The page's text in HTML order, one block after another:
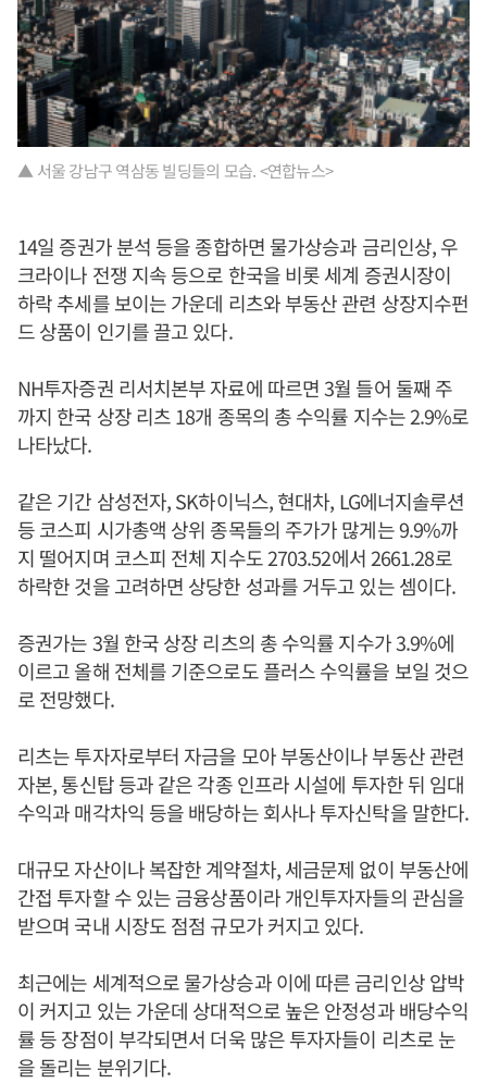
▲ 서울 강남구 역삼동 빌딩들의 모습. <연합뉴스>
14일 증권가 분석 등을 종합하면 물가상승과 금리인상, 우
크라이나 전쟁 지속 등으로 한국을 비롯 세계 증권시장이
하락 추세를 보이는 가운데 리츠와 부동산 관련 상장지수펀
드 상품이 인기를 끌고 있다.
NH투자증권 리서치본부 자료에 따르면 3월 들어 둘째 주
까지 한국 상장 리츠 18개 종목의 총 수익률 지수는 2.9%로
나타났다.
같은 기간 삼성전자, SK하이닉스, 현대차, LG에너지솔루션
등 코스피 시가총액 상위 종목들의 주가가 많게는 9.9%까
지 떨어지며 코스피 전체 지수도 2703.52에서 2661.28로
하락한 것을 고려하면 상당한 성과를 거두고 있는 셈이다.
증권가는 3월 한국 상장 리츠의 총 수익률 지수가 3.9%에
이르고 올해 전체를 기준으로도 플러스 수익률을 보일 것으
로 전망했다.
리츠는 투자자로부터 자금을 모아 부동산이나 부동산 관련
자본, 통신탑 등과 같은 각종 인프라 시설에 투자한 뒤 임대
수익과 매각차익 등을 배당하는 회사나 투자신탁을 말한다.
대규모 자산이나 복잡한 계약절차, 세금문제 없이 부동산에
간접 투자할 수 있는 금융상품이라 개인투자자들의 관심을
받으며 국내 시장도 점점 규모가 커지고 있다.
최근에는 세계적으로 물가상승과 이에 따른 금리인상 압박
이 커지고 있는 가운데 상대적으로 높은 안정성과 배당수익
률 등 장점이 부각되면서 더욱 많은 투자자들이 리츠로 눈
을 돌리는 분위기다.